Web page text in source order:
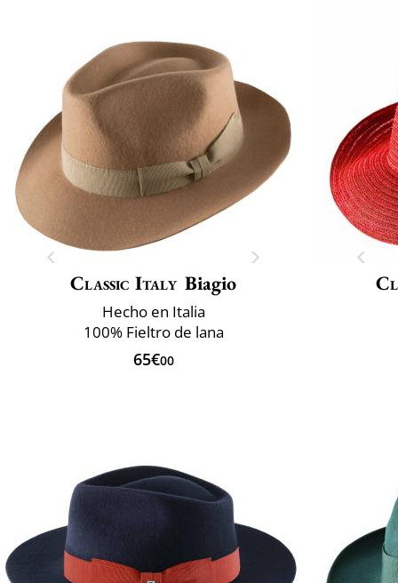
Classic Italy Biagio
Hecho en Italia
100% Fieltro de lana
65€00